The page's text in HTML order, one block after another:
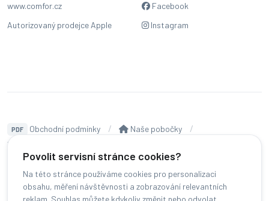
Povolit servisní stránce cookies?
Na této stránce používáme cookies pro personalizaci
obsahu, měření návštěvnosti a zobrazování relevantních
reklam. Souhlas můžete kdykoliv změnit nebo odvolat.
www.comfor.cz
Autorizovaný prodejce Apple
Facebook
Instagram
PDF Obchodní podmínky
Naše pobočky